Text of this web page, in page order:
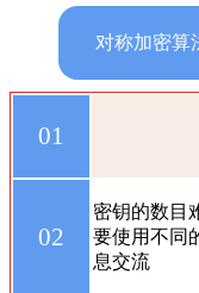
对称加密算
01
02
密钥的数目
要使用不同
息交流